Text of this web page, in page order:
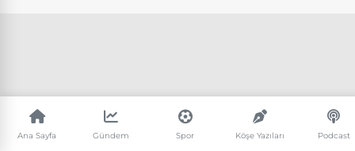
Ana Sayfa Gündem Spor Köşe Yazıları Podcast